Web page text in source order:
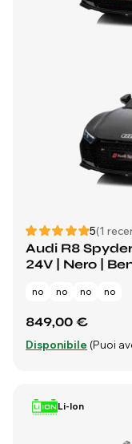
5(1
Audi R8
24V | Nero |
no no no no
849,00 €
Disponibile (Puoi
Li-Ion